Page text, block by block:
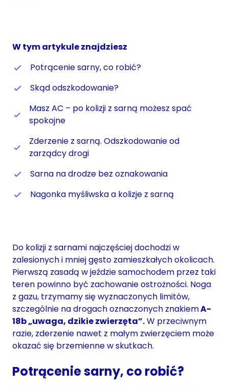
W tym artykule znajdziesz
Potrącenie sarny, co robić?
Skąd odszkodowanie?
Masz AC – po kolizji z sarną możesz spać
spokojne
Zderzenie z sarną. Odszkodowanie od
zarządcy drogi
Sarna na drodze bez oznakowania
Nagonka myśliwska a kolizje z sarną
Do kolizji z sarnami najczęściej dochodzi w
zalesionych i mniej gęsto zamieszkałych okolicach.
Pierwszą zasadą w jeździe samochodem przez taki
teren powinno być zachowanie ostrożności. Noga
z gazu, trzymamy się wyznaczonych limitów,
szczególnie na drogach oznaczonych znakiemA-
18b „uwaga, dzikie zwierzęta”.W przeciwnym
razie, zderzenie nawet z małym zwierzęciem może
okazać się brzemienne w skutkach.
Potrącenie sarny, co robić?